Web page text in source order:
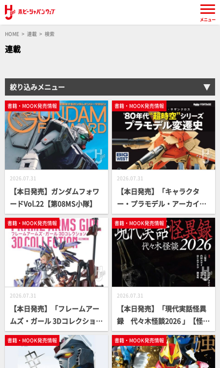
HOME 連載 検索
連載
絞り込みメニュー
書籍・MOOK発売情報
2026.07.31
【本日発売】ガンダムフォワ
ードVol.22【第08MS小隊】
書籍・MOOK発売情報
2026.07.31
【本日発売】「キャラクタ
ー・プラモデル・アーカイブ
Vol.002」【超時空シリーズ】
書籍・MOOK発売情報
2026.07.31
【本日発売】「フレームアー
ムズ・ガール 3Dコレクショ
ン」【FAガール】
書籍・MOOK発売情報
2026.07.31
【本日発売】「現代実話怪異
録 代々木怪談2026 」【怪談
アンソロジー】
書籍・MOOK発売情報 書籍・MOOK発売情報
メニュー